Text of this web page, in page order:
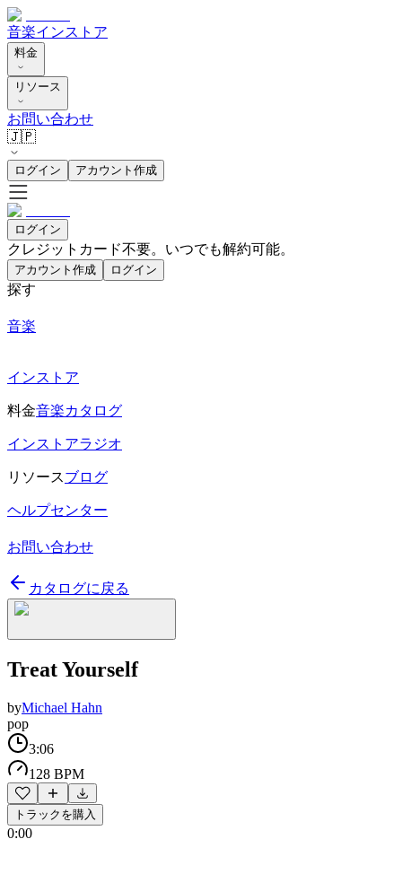
音楽インストア
料金
リソース
お問い合わせ
🇯🇵
ログイン アカウント作成
ログイン
クレジットカード不要。いつでも解約可能。
アカウント作成 ログイン
探す
音楽
インストア
料金音楽カタログ
インストアラジオ
リソースブログ
ヘルプセンター
お問い合わせ
カタログに戻る
Treat Yourself
byMichael Hahn
pop
3:06
128 BPM
トラックを購入
0:00